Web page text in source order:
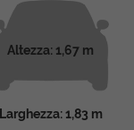
Altezza: 1,67 m
Larghezza: 1,83 m